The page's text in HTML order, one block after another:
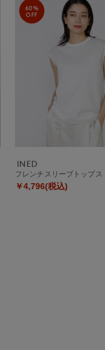
60%
OFF
INED
フレンチスリーブトップス
￥4,796(税込)